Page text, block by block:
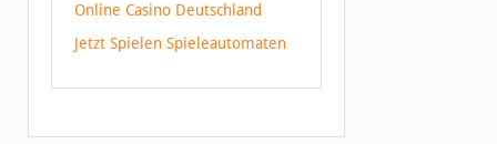
Online Casino Deutschland
Jetzt Spielen Spieleautomaten